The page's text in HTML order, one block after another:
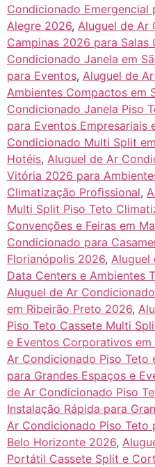
Condicionado Emergencial
Alegre 2026, Aluguel de Ar
Campinas 2026 para Salas
Condicionado Janela em
para Eventos, Aluguel de
Ambientes Compactos em
Condicionado Janela Piso
para Eventos Empresariais
Condicionado Multi Split
Hotéis, Aluguel de Ar
Vitória 2026 para
Climatização Profissional,
Multi Split Piso Teto
Convenções e Feiras em
Condicionado para
Florianópolis 2026, Aluguel
Data Centers e Ambientes
Aluguel de Ar
em Ribeirão Preto 2026,
Piso Teto Cassete Multi
e Eventos Corporativos em
Ar Condicionado Piso Teto
para Grandes Espaços e
de Ar Condicionado Piso
Instalação Rápida para
Ar Condicionado Piso Teto
Belo Horizonte 2026,
Portátil Cassete Split e